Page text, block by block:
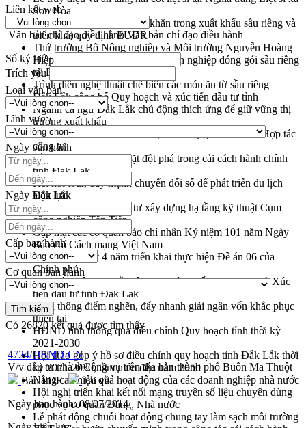
Sơn Hòa
Bàn giải pháp tháo gỡ khó khăn trong xuất khẩu sầu riêng và
triển khai quy định EUDR
Thứ trưởng Bộ Nông nghiệp và Môi trường Nguyễn Hoàng
Hiệp khảo sát vùng trồng và doanh nghiệp đóng gói sầu riêng
tại Đắk Lắk
Trình diễn nghệ thuật chế biến các món ăn từ sầu riêng
Đắk Lắk công bố Quy hoạch và xúc tiến đầu tư tỉnh
Ngành cá ngừ Đắk Lắk chủ động thích ứng để giữ vững thị
trường xuất khẩu
Diễn đàn Kinh tế tư nhân Việt Nam đột phá cơ chế - Hợp tác
công tư
Đề án 06 tạo bước ngoặt đột phá trong cải cách hành chính
tỉnh Đắk Lắk
Kết nối tour, đẩy mạnh chuyển đổi số để phát triển du lịch
Đắk Lắk
Khởi động Dự án Đầu tư xây dựng hạ tầng kỹ thuật Cụm
công nghiệp Tân Tiến
Gặp mặt các cơ quan báo chí nhân Kỷ niệm 101 năm Ngày
Báo chí Cách mạng Việt Nam
Đắk Lắk sơ kết 4 năm triển khai thực hiện Đề án 06 của
Chính phủ
Họp báo thông tin về Hội nghị Công bố Quy hoạch và Xúc
tiến đầu tư tỉnh Đắk Lắk
Khơi thông điểm nghẽn, đẩy nhanh giải ngân vốn khắc phục
thiên tai
HĐND tỉnh thông qua điều chỉnh Quy hoạch tỉnh thời kỳ
2021-2030
Hội thảo góp ý hồ sơ điều chỉnh quy hoạch tỉnh Đắk Lắk thời
kỳ 2021-2030, tầm nhìn đến năm 2050
Nâng cao hiệu quả hoạt động của các doanh nghiệp nhà nước
Hội nghị triển khai kết nối mạng truyền số liệu chuyên dùng
phục vụ cơ quan Đảng, Nhà nước
Lễ phát động chuỗi hoạt động chung tay làm sạch môi trường
Liên kết web
Văn bản chỉ đạo điều hành Văn bản chỉ đạo điều hành
Số ký hiệu
Trích yếu
Loại văn bản
Lĩnh vực
Ngày ban hành
Ngày hiệu lực
Cấp ban hành
Cơ quan ban hành
Có 26820kết quả được tìm thấy
4724/UBND-CN
V/v đầu tư nhà ở Công vụ trên địa bàn thành phố Buôn Ma Thuột
Bản PDF
Tải về
Ngày ban hành:08/07/2014